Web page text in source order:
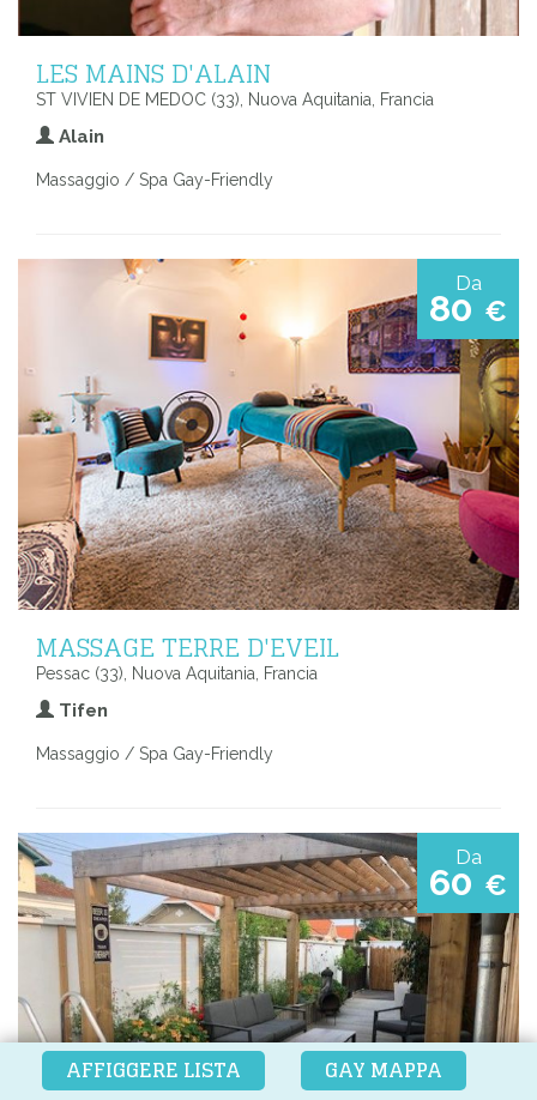
LES MAINS D'ALAIN
ST VIVIEN DE MEDOC (33), Nuova Aquitania, Francia
Alain
Massaggio / Spa Gay-Friendly
Da
80 €
MASSAGE TERRE D'EVEIL
Pessac (33), Nuova Aquitania, Francia
Tifen
Massaggio / Spa Gay-Friendly
Da
60 €
AFFIGGERE LISTA GAY MAPPA